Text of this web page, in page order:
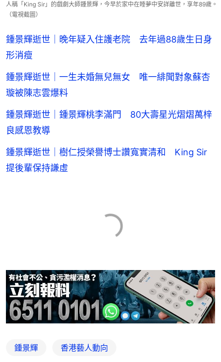
人稱「King Sir」的戲劇大師鍾景輝，今早於家中在睡夢中安詳離世，享年89歲。
（電視截圖）
鍾景輝逝世｜晚年疑入住護老院 去年過88歲生日身
形消瘦
鍾景輝逝世｜一生未婚無兒無女 唯一緋聞對象蘇杏
璇被陳志雲爆料
鍾景輝逝世｜鍾景輝桃李滿門 80大壽星光熠熠萬梓
良感恩教導
鍾景輝逝世｜樹仁授榮譽博士讚寬實清和 King Sir
提後輩保持謙虛
鍾景輝 香港藝人動向